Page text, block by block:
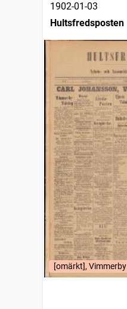
1902-01-03
Hultsfredsposten
[omärkt], Vimmerby